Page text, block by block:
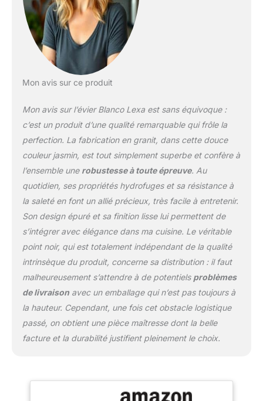
rayures, à la chaleur et
aux acides, résistant à la
lumière et hygiénique
Pour armoires inférieures
mm - Découpe : 840 x
480 mm - Réversible,
c'est-à-dire que la
surface d'égouttement
peut être orientée vers la
droite ou la gauche
Équipement de qualité
supérieure avec système
de vidange InFino,
commande de vidage,
trop-plein élégant, kit de
fixation pour plans de
travail en bois de 28 mm
Consultez également la
vidéo du guide « Trous
supplémentaires » sur le
site Web du fabricant
Mon avis sur ce produit
Mon avis sur l’évier Blanco Lexa est sans équivoque :
c’est un produit d’une qualité remarquable qui frôle la
perfection. La fabrication en granit, dans cette douce
couleur jasmin, est tout simplement superbe et confère à
l’ensemble une robustesse à toute épreuve. Au
quotidien, ses propriétés hydrofuges et sa résistance à
la saleté en font un allié précieux, très facile à entretenir.
Son design épuré et sa finition lisse lui permettent de
s’intégrer avec élégance dans ma cuisine. Le véritable
point noir, qui est totalement indépendant de la qualité
intrinsèque du produit, concerne sa distribution : il faut
malheureusement s’attendre à de potentiels problèmes
de livraisonavec un emballage qui n’est pas toujours à
la hauteur. Cependant, une fois cet obstacle logistique
passé, on obtient une pièce maîtresse dont la belle
facture et la durabilité justifient pleinement le choix.